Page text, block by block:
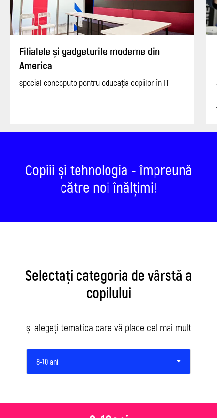
Filialele și gadgeturile moderne din
America
special concepute pentru educația copiilor în IT
Copiii și tehnologia - împreună
către noi înălțimi!
Selectați categoria de vârstă a
copilului
și alegeți tematica care vă place cel mai mult